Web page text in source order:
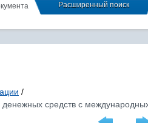
Расширенный поиск
/
средств с